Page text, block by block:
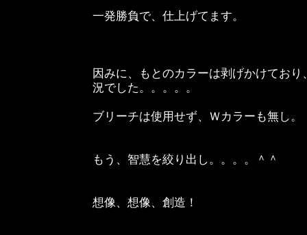
一発勝負で、仕上げてます。
因みに、もとのカラーは剥げかけてお
況でした。。。。。
ブリーチは使用せず、Ｗカラーも無し。
もう、智慧を絞り出し。。。。＾＾
想像、想像、創造！